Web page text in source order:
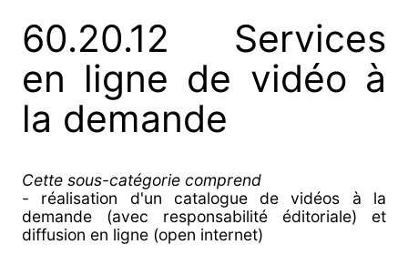
60.20.12 Services
en ligne de vidéo à
la demande
Cette sous-catégorie comprend
- réalisation d'un catalogue de vidéos à la
demande (avec responsabilité éditoriale) et
diffusion en ligne (open internet)